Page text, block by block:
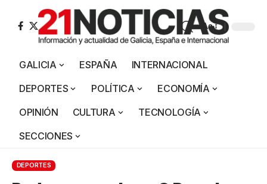
Aa
GALICIA ESPAÑA
INTERNACIONAL
DEPORTES
POLÍTICA
ECONOMÍA
OPINIÓN
CULTURA
TECNOLOGÍA
SECCIONES
DEPORTES